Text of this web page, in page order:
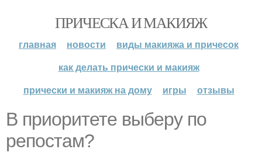
ПРИЧЕСКА И МАКИЯЖ
главная новости
виды макияжа и причесок
как делать прически и макияж
прически и макияж на дому
игры отзывы
В приоритете выберу по
репостам?